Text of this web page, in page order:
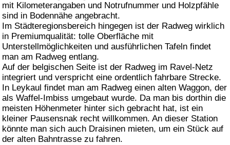
mit Kilometerangaben und Notrufnummer und Holzpfähle
sind in Bodennähe angebracht.
Im Städteregionsbereich hingegen ist der Radweg wirklich
in Premiumqualität: tolle Oberfläche mit
Unterstellmöglichkeiten und ausführlichen Tafeln findet
man am Radweg entlang.
Auf der belgischen Seite ist der Radweg im Ravel-Netz
integriert und verspricht eine ordentlich fahrbare Strecke.
In Leykaul findet man am Radweg einen alten Waggon, der
als Waffel-Imbiss umgebaut wurde. Da man bis dorthin die
meisten Höhenmeter hinter sich gebracht hat, ist ein
kleiner Pausensnak recht willkommen. An dieser Station
könnte man sich auch Draisinen mieten, um ein Stück auf
der alten Bahntrasse zu fahren.